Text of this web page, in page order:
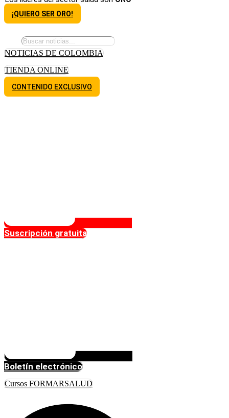
¡QUIERO SER ORO!
NOTICIAS DE COLOMBIA
TIENDA ONLINE
CONTENIDO EXCLUSIVO
Suscripción gratuita
Boletín electrónico
Cursos FORMARSALUD